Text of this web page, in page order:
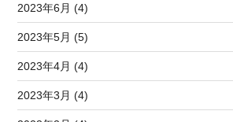
2023年6月 (4)
2023年5月 (5)
2023年4月 (4)
2023年3月 (4)